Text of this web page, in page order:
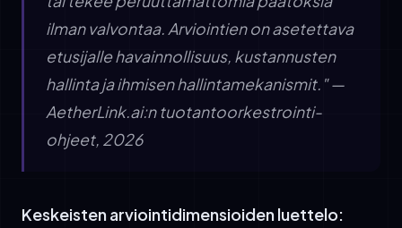
ilman valvontaa. Arviointien on asetettava
etusijalle havainnollisuus, kustannusten
hallinta ja ihmisen hallintamekanismit." —
AetherLink.ai:n tuotantoorkestrointi-
ohjeet, 2026
Keskeisten arviointidimensioiden luettelo: